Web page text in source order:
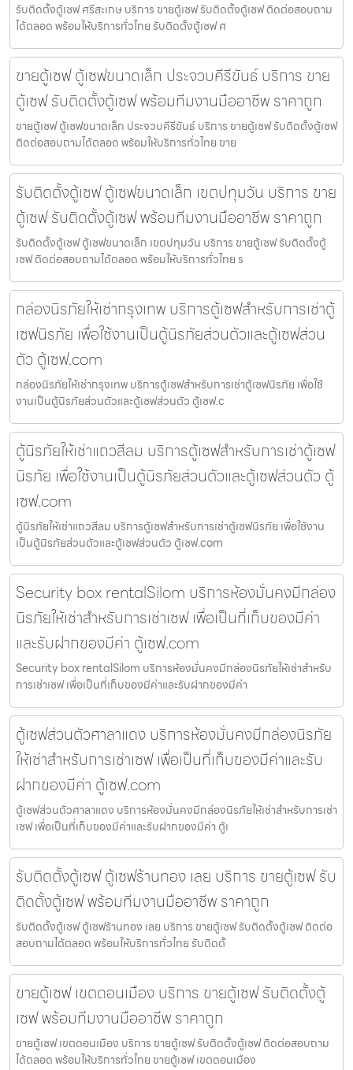
รับติดตั้งตู้เซฟ ศรีสะเกษ บริการ ขายตู้เซฟ รับติดตั้งตู้เซฟ ติดต่อสอบถาม
ได้ตลอด พร้อมให้บริการทั่วไทย รับติดตั้งตู้เซฟ ศ
ขายตู้เซฟ ตู้เซฟขนาดเล็ก ประจวบคีรีขันธ์ บริการ ขาย
ตู้เซฟ รับติดตั้งตู้เซฟ พร้อมทีมงานมืออาชีพ ราคาถูก
ขายตู้เซฟ ตู้เซฟขนาดเล็ก ประจวบคีรีขันธ์ บริการ ขายตู้เซฟ รับติดตั้งตู้เซฟ
ติดต่อสอบถามได้ตลอด พร้อมให้บริการทั่วไทย ขาย
รับติดตั้งตู้เซฟ ตู้เซฟขนาดเล็ก เขตปทุมวัน บริการ ขาย
ตู้เซฟ รับติดตั้งตู้เซฟ พร้อมทีมงานมืออาชีพ ราคาถูก
รับติดตั้งตู้เซฟ ตู้เซฟขนาดเล็ก เขตปทุมวัน บริการ ขายตู้เซฟ รับติดตั้งตู้
เซฟ ติดต่อสอบถามได้ตลอด พร้อมให้บริการทั่วไทย ร
กล่องนิรภัยให้เช่ากรุงเทพ บริการตู้เซฟสำหรับการเช่าตู้
เซฟนิรภัย เพื่อใช้งานเป็นตู้นิรภัยส่วนตัวและตู้เซฟส่วน
ตัว ตู้เซฟ.com
กล่องนิรภัยให้เช่ากรุงเทพ บริการตู้เซฟสำหรับการเช่าตู้เซฟนิรภัย เพื่อใช้
งานเป็นตู้นิรภัยส่วนตัวและตู้เซฟส่วนตัว ตู้เซฟ.c
ตู้นิรภัยให้เช่าแถวสีลม บริการตู้เซฟสำหรับการเช่าตู้เซฟ
นิรภัย เพื่อใช้งานเป็นตู้นิรภัยส่วนตัวและตู้เซฟส่วนตัว ตู้
เซฟ.com
ตู้นิรภัยให้เช่าแถวสีลม บริการตู้เซฟสำหรับการเช่าตู้เซฟนิรภัย เพื่อใช้งาน
เป็นตู้นิรภัยส่วนตัวและตู้เซฟส่วนตัว ตู้เซฟ.com
Security box rentalSilom บริการห้องมั่นคงมีกล่อง
นิรภัยให้เช่าสำหรับการเช่าเซฟ เพื่อเป็นที่เก็บของมีค่า
และรับฝากของมีค่า ตู้เซฟ.com
Security box rentalSilom บริการห้องมั่นคงมีกล่องนิรภัยให้เช่าสำหรับ
การเช่าเซฟ เพื่อเป็นที่เก็บของมีค่าและรับฝากของมีค่า
ตู้เซฟส่วนตัวศาลาแดง บริการห้องมั่นคงมีกล่องนิรภัย
ให้เช่าสำหรับการเช่าเซฟ เพื่อเป็นที่เก็บของมีค่าและรับ
ฝากของมีค่า ตู้เซฟ.com
ตู้เซฟส่วนตัวศาลาแดง บริการห้องมั่นคงมีกล่องนิรภัยให้เช่าสำหรับการเช่า
เซฟ เพื่อเป็นที่เก็บของมีค่าและรับฝากของมีค่า ตู้เ
รับติดตั้งตู้เซฟ ตู้เซฟร้านทอง เลย บริการ ขายตู้เซฟ รับ
ติดตั้งตู้เซฟ พร้อมทีมงานมืออาชีพ ราคาถูก
รับติดตั้งตู้เซฟ ตู้เซฟร้านทอง เลย บริการ ขายตู้เซฟ รับติดตั้งตู้เซฟ ติดต่อ
สอบถามได้ตลอด พร้อมให้บริการทั่วไทย รับติดตั้
ขายตู้เซฟ เขตดอนเมือง บริการ ขายตู้เซฟ รับติดตั้งตู้
เซฟ พร้อมทีมงานมืออาชีพ ราคาถูก
ขายตู้เซฟ เขตดอนเมือง บริการ ขายตู้เซฟ รับติดตั้งตู้เซฟ ติดต่อสอบถาม
ได้ตลอด พร้อมให้บริการทั่วไทย ขายตู้เซฟ เขตดอนเมือง